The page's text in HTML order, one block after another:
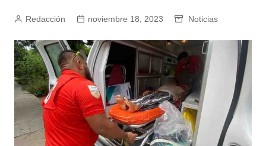
Redacción noviembre 18, 2023 Noticias